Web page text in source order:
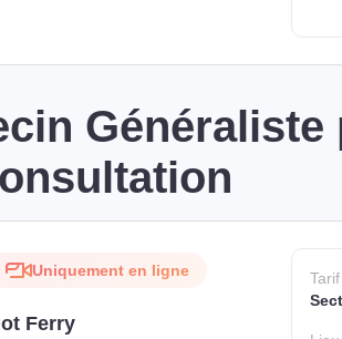
Uniquement en ligne
Ferry
Tarif